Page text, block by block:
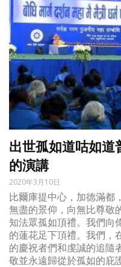
出世孤如道咕如
的演講
2020年3月10日
比爾庫提中心，加德滿
無盡的景仰，向無比尊敬
知法眾孤如頂禮。我們向
的蓮花足下頂禮。我們，
的慶祝者們和虔誠的追隨
敬並永遠歸從於孤如的庇